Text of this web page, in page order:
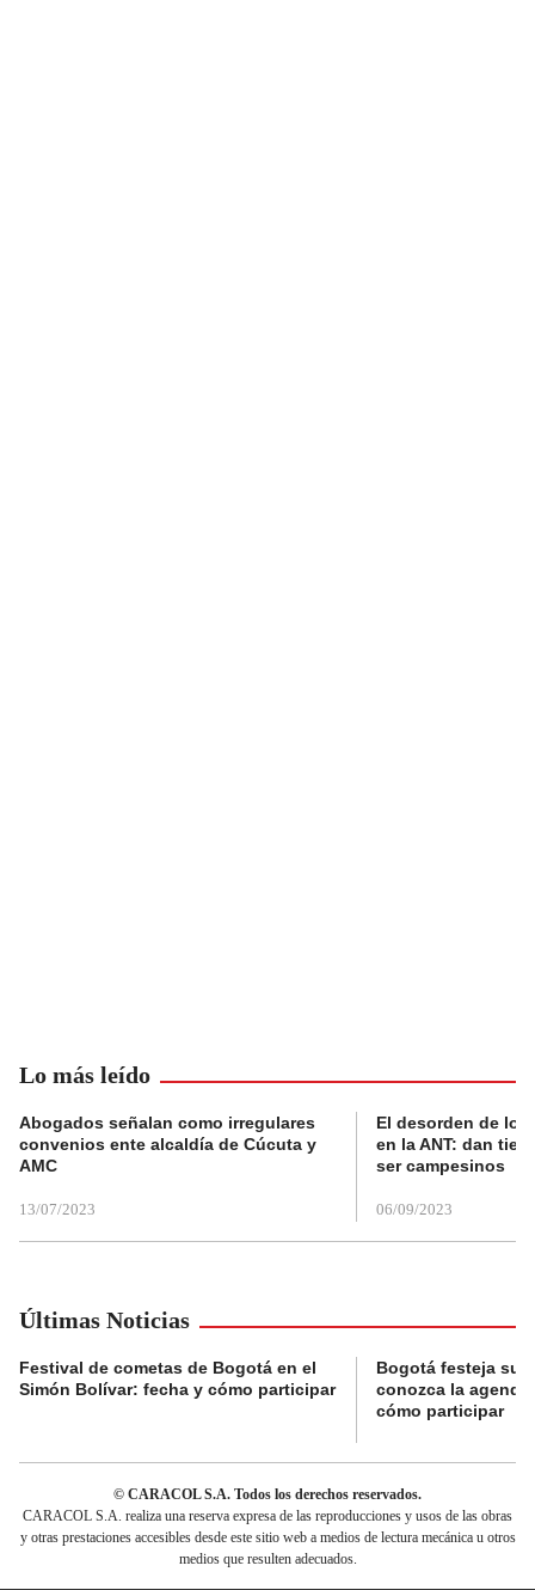
Lo más leído
Abogados señalan como irregulares
convenios ente alcaldía de Cúcuta y
AMC
13/07/2023
El desorden de
en la ANT: dan
ser campesinos
06/09/2023
Últimas Noticias
Festival de cometas de Bogotá en el
Simón Bolívar: fecha y cómo participar
Bogotá festeja su
conozca la
cómo participar
© CARACOL S.A. Todos los derechos reservados.
CARACOL S.A. realiza una reserva expresa de las reproducciones y usos de las obras
y otras prestaciones accesibles desde este sitio web a medios de lectura mecánica u otros
medios que resulten adecuados.